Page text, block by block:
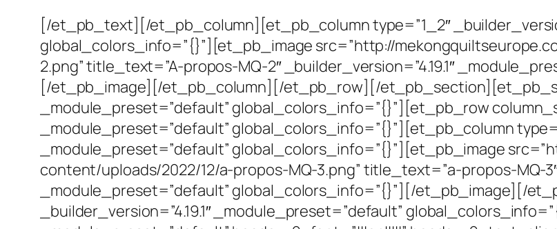
[/et_pb_text][/et_pb_column][et_pb_column type=”1_2″
global_colors_info=”{}”][et_pb_image src=”http://
2.png” title_text=”A-propos-MQ-2″ _builder_version=”4.19.1″
[/et_pb_image][/et_pb_column][/et_pb_row][/
_module_preset=”default” global_colors_info=”{}”][et_pb_row
_module_preset=”default” global_colors_info=”{}”][et_pb_column
_module_preset=”default” global_colors_info=”{}”][et_pb_image
content/uploads/2022/12/a-propos-MQ-3.png” title_text=”a-propos-MQ-3″
_module_preset=”default” global_colors_info=”{}”][/et_pb_image][/
_builder_version=”4.19.1″ _module_preset=”default”